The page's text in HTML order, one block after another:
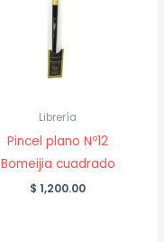
Librería
Pincel plano Nº12
Bomeijia cuadrado
$ 1,200.00